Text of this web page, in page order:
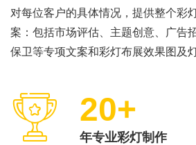
对每位客户的具体情况，提供整个彩
案：包括市场评估、主题创意、广告
保卫等专项文案和彩灯布展效果图及
20+
年专业彩灯制作